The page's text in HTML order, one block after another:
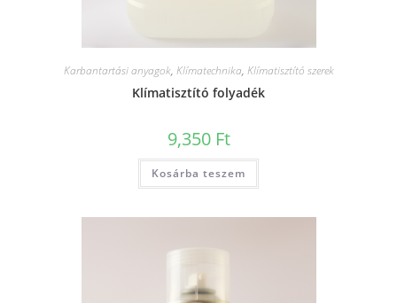
Karbantartási anyagok, Klímatechnika, Klímatisztító szerek
Klímatisztító folyadék
9,350 Ft
Kosárba teszem